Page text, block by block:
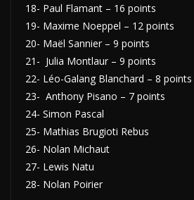
18- Paul Flamant – 16 points
19- Maxime Noeppel – 12 points
20- Maël Sannier – 9 points
21- Julia Montlaur – 9 points
22- Léo-Galang Blanchard – 8 points
23- Anthony Pisano – 7 points
24- Simon Pascal
25- Mathias Brugioti Rebus
26- Nolan Michaut
27- Lewis Natu
28- Nolan Poirier